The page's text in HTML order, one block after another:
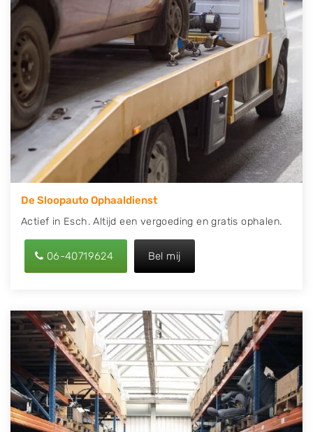
aanvragen? Dat kan via de Onderdelenlijn! Vul uw
kenteken in en druk op verzenden.
Wij kunnen u helpen met de inkoop van auto's van
eigenlijk alle merken, zoals Alfa Romeo, Audi, BMW,
Chevrolet, Citroën, Dacia, Fiat, Ford, Honda, Hyundai,
Kia, Mazda, Mercedes Benz, Mitsubishi, Nissan, Opel,
Peugeot, Porsche, Renault, Seat, Skoda, Suzuki, Tesla,
Toyota, Volkswagen en Volvo.
De Sloopauto Ophaaldienst
Actief in Esch. Altijd een vergoeding en gratis ophalen.
06-40719624 Bel mij